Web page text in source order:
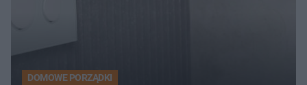
DOMOWE PORZĄDKI